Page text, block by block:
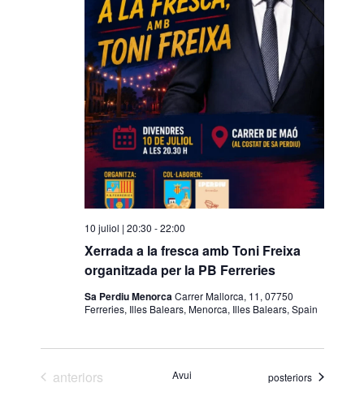
Xerrada a la fresca amb Toni Freixa
organitzada per la PB Ferreries
10 juliol | 20:30 -22:00
Sa Perdiu MenorcaCarrer Mallorca, 11, 07750
Ferreries, Illes Balears, Menorca, Illes Balears, Spain
Esdeveniments
anteriors Avui Esdeveniments
posteriors